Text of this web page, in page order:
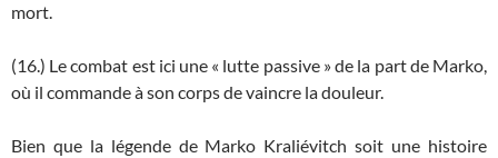
mort.
(16.) Le combat est ici une « lutte passive » de la part de Marko,
où il commande à son corps de vaincre la douleur.
Bien que la légende de Marko Kraliévitch soit une histoire